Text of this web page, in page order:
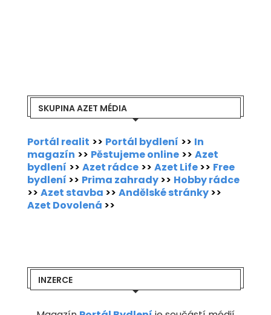
SKUPINA AZET MÉDIA
Portál realit >> Portál bydlení >> In
magazín >> Pěstujeme online >> Azet
bydlení >> Azet rádce >> Azet Life>> Free
bydlení >> Prima zahrady>> Hobby rádce
>> Azet stavba >> Andělské stránky>>
Azet Dovolená >>
INZERCE